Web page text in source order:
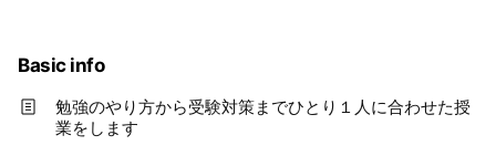
e
Basic info
勉強のやり方から受験対策までひとり１人に合わせた授
業をします